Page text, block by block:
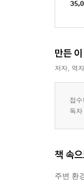
만든
저자, 역
접
독
책 속
주변 환